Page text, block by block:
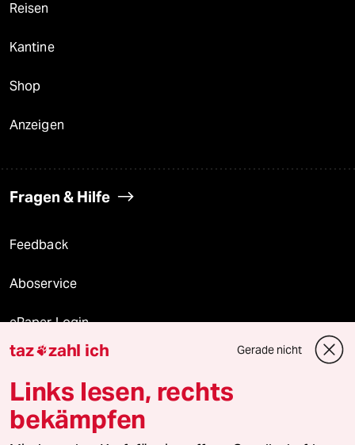
Reisen
Kantine
Shop
Anzeigen
Fragen & Hilfe
Feedback
Aboservice
ePaper Login
Downloads für Abonnierende
© 2026 taz Verlags und Vertriebs GmbH
taz zahl ich Gerade nicht
Links lesen, rechts
bekämpfen